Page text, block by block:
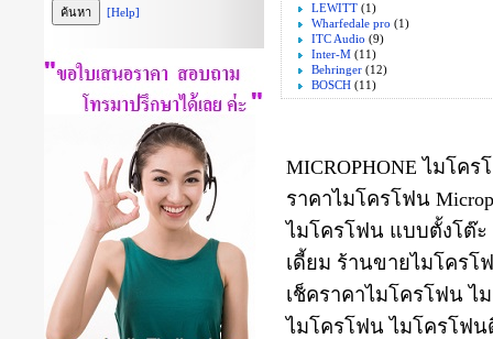
[Help] LEWITT (1)
Wharfedale pro (1)
ITC Audio (9)
Inter-M (11)
Behringer (12)
BOSCH (11)
MICROPHONE ไมโคร
ราคาไมโครโฟน
ไมโครโฟน แบบตั้งโต๊ะ
เดี้ยม ร้านขายไมโครโ
เช็คราคาไมโครโฟน ไ
ไมโครโฟน ไมโครโฟ